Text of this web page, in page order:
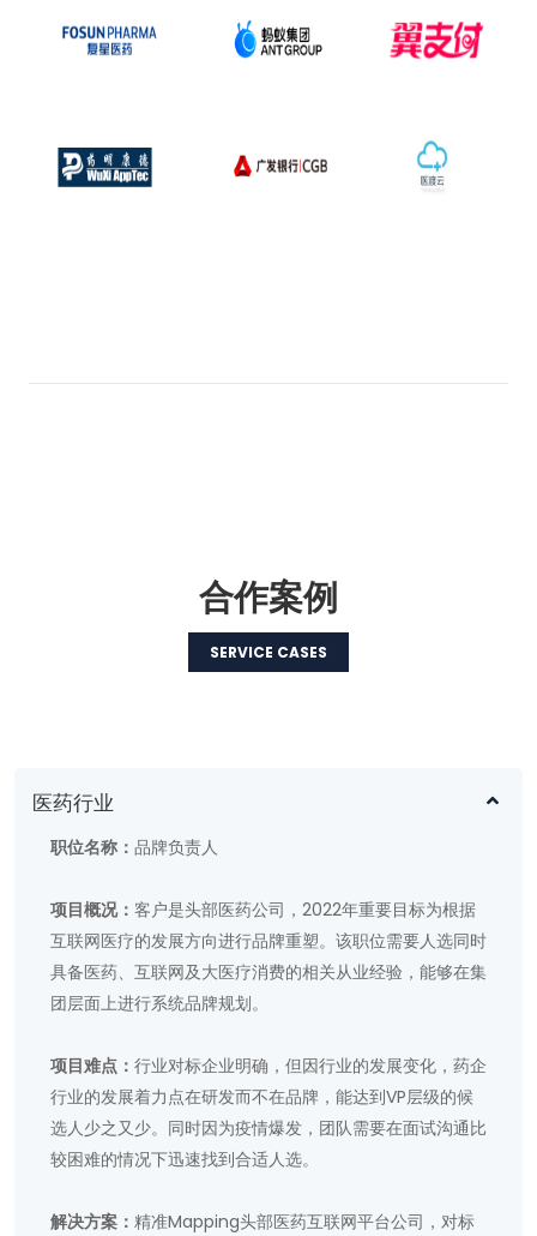
合作案例
SERVICE CASES
医药行业
职位名称： 品牌负责人
项目概况： 客户是头部医药公司，2022年重要目标为根据
互联网医疗的发展方向进行品牌重塑。该职位需要人选同时
具备医药、互联网及大医疗消费的相关从业经验，能够在集
团层面上进行系统品牌规划。
项目难点： 行业对标企业明确，但因行业的发展变化，药企
行业的发展着力点在研发而不在品牌，能达到VP层级的候
选人少之又少。同时因为疫情爆发，团队需要在面试沟通比
较困难的情况下迅速找到合适人选。
解决方案： 精准Mapping头部医药互联网平台公司，对标